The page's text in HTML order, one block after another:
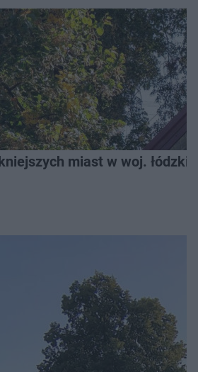
miast w woj.